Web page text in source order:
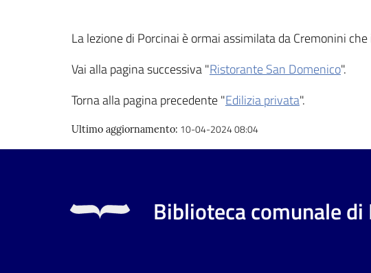
La lezione di Porcinai è ormai assimilata da Cremonini
Vai alla pagina successiva "Ristorante San Domenico".
Torna alla pagina precedente "Edilizia privata".
Ultimo aggiornamento: 10-04-2024 08:04
Biblioteca comunale